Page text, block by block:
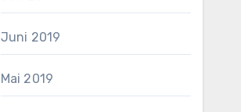
Juni 2019
Mai 2019